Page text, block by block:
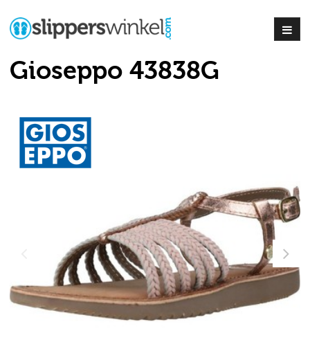
Gioseppo 43838G